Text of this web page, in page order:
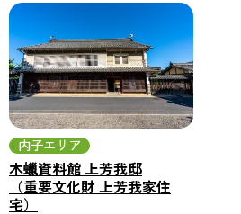
内子エリア
木蠟資料館 上芳我邸
（重要文化財 上芳我家住
宅）